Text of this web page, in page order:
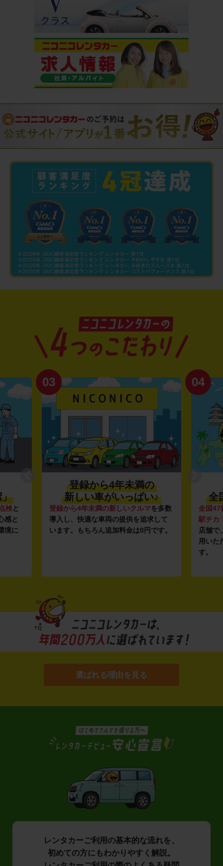
」
検と
感と
境に
03
登録から4年未満の
新しい車がいっぱい♪
登録から4年未満の新しいクルマを多数
導入し、快適な車両の提供を追求して
います。もちろん追加料金は0円です。
04
全
全国47
駅チカ
店舗で
用いた
す。
選ばれる理由を見る
レンタカーご利用の基本的な流れを、
初めての方にもわかりやすく解説。